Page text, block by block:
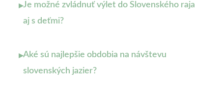
▸Je možné zvládnuť výlet do Slovenského raja
aj s deťmi?
▸Aké sú najlepšie obdobia na návštevu
slovenských jazier?